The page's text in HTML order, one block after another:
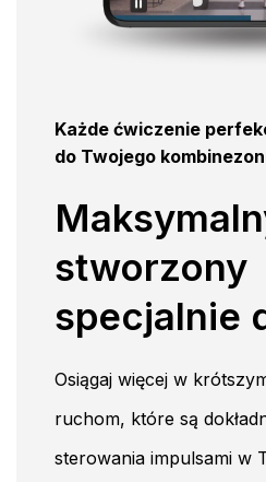
Każde ćwiczenie
do Twojego
stworzony
specjalnie
Osiągaj więcej w
ruchom, które są
sterowania impulsami w